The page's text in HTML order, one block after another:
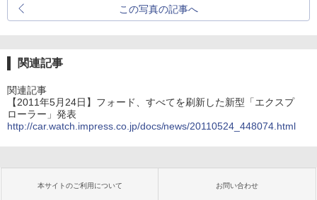
この写真の記事へ
関連記事
関連記事
【2011年5月24日】フォード、すべてを刷新した新型「エクスプ
ローラー」発表
http://car.watch.impress.co.jp/docs/news/20110524_448074.html
本サイトのご利用について お問い合わせ